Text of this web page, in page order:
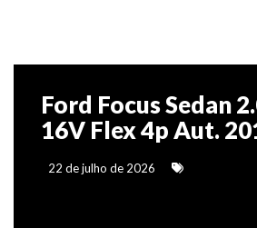
Ford Focus Sedan
16V Flex 4p Aut.
22 de julho de 2026